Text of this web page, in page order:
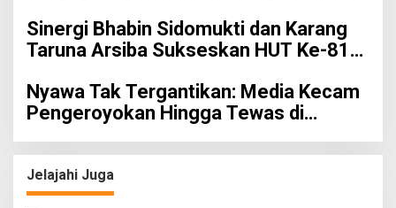
Sinergi Bhabin Sidomukti dan Karang
Taruna Arsiba Sukseskan HUT Ke-81
Nyawa Tak Tergantikan: Media Kecam
Pengeroyokan Hingga Tewas di
Jiwa
Jelajahi Juga